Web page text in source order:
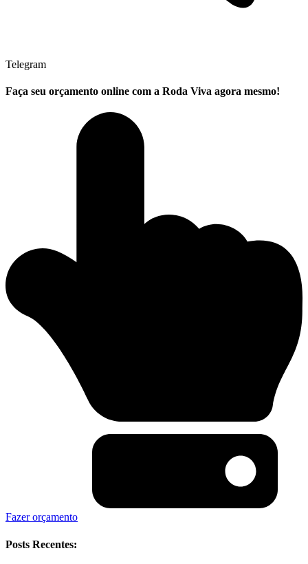
Telegram
Faça seu orçamento online com a Roda Viva agora mesmo!
Fazer orçamento
Posts Recentes: